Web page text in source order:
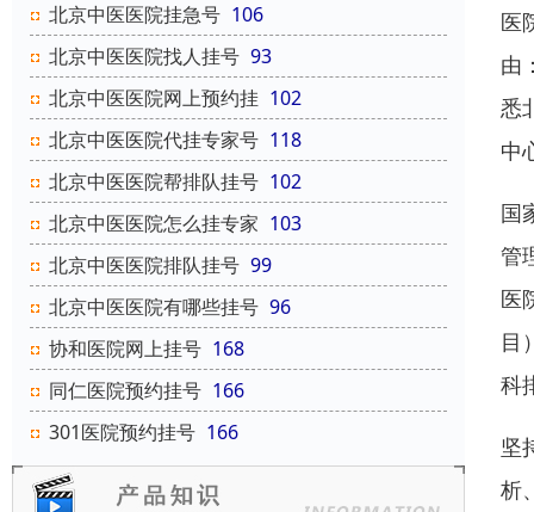
北京中医医院挂急号 106
北京中医医院找人挂号 93
北京中医医院网上预约挂 102
北京中医医院代挂专家号 118
北京中医医院帮排队挂号 102
北京中医医院怎么挂专家 103
北京中医医院排队挂号 99
北京中医医院有哪些挂号 96
协和医院网上挂号 168
同仁医院预约挂号 166
301医院预约挂号 166
医
由
悉
中
国
管
医
目
科
坚
析